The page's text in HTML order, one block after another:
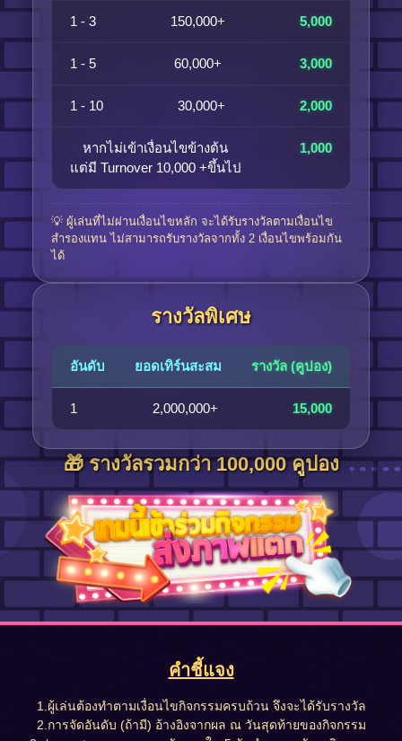
1 - 3 150,000+ 5,000
1 - 5 60,000+ 3,000
1 - 10 30,000+ 2,000
หากไม่เข้าเงื่อนไขข้างต้น
แต่มี Turnover 10,000 +ขึ้นไป
1,000
💡 ผู้เล่นที่ไม่ผ่านเงื่อนไขหลัก จะได้รับรางวัลตามเงื่อนไข
สำรองแทน ไม่สามารถรับรางวัลจากทั้ง 2 เงื่อนไขพร้อมกัน
ได้
รางวัลพิเศษ
อันดับ ยอดเทิร์นสะสม รางวัล (คูปอง)
1 2,000,000+ 15,000
🎁 รางวัลรวมกว่า 100,000 คูปอง
คำชี้แจง
1.ผู้เล่นต้องทำตามเงื่อนไขกิจกรรมครบถ้วน จึงจะได้รับรางวัล
2.การจัดอันดับ (ถ้ามี) อ้างอิงจากผล ณ วันสุดท้ายของกิจกรรม